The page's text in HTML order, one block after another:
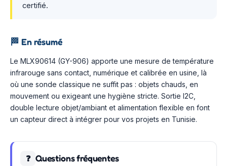
certifié.
🏁 En résumé
Le MLX90614 (GY-906) apporte une mesure de température
infrarouge sans contact, numérique et calibrée en usine, là
où une sonde classique ne suffit pas : objets chauds, en
mouvement ou exigeant une hygiène stricte. Sortie I2C,
double lecture objet/ambiant et alimentation flexible en font
un capteur direct à intégrer pour vos projets en Tunisie.
❓ Questions fréquentes